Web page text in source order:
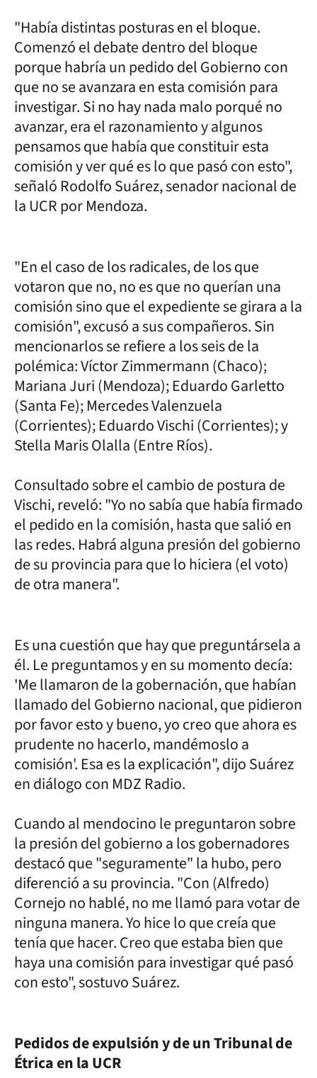
"Había distintas posturas en el bloque.
Comenzó el debate dentro del bloque
porque habría un pedido del Gobierno con
que no se avanzara en esta comisión para
investigar. Si no hay nada malo porqué no
avanzar, era el razonamiento y algunos
pensamos que había que constituir esta
comisión y ver qué es lo que pasó con esto",
señaló Rodolfo Suárez, senador nacional de
la UCR por Mendoza.
"En el caso de los radicales, de los que
votaron que no, no es que no querían una
comisión sino que el expediente se girara a la
comisión", excusó a sus compañeros. Sin
mencionarlos se refiere a los seis de la
polémica: Víctor Zimmermann (Chaco);
Mariana Juri (Mendoza); Eduardo Garletto
(Santa Fe); Mercedes Valenzuela
(Corrientes); Eduardo Vischi (Corrientes); y
Stella Maris Olalla (Entre Ríos).
Consultado sobre el cambio de postura de
Vischi, reveló: "Yo no sabía que había firmado
el pedido en la comisión, hasta que salió en
las redes. Habrá alguna presión del gobierno
de su provincia para que lo hiciera (el voto)
de otra manera".
Es una cuestión que hay que preguntársela a
él. Le preguntamos y en su momento decía:
'Me llamaron de la gobernación, que habían
llamado del Gobierno nacional, que pidieron
por favor esto y bueno, yo creo que ahora es
prudente no hacerlo, mandémoslo a
comisión'. Esa es la explicación", dijo Suárez
en diálogo con MDZ Radio.
Cuando al mendocino le preguntaron sobre
la presión del gobierno a los gobernadores
destacó que "seguramente" la hubo, pero
diferenció a su provincia. "Con (Alfredo)
Cornejo no hablé, no me llamó para votar de
ninguna manera. Yo hice lo que creía que
tenía que hacer. Creo que estaba bien que
haya una comisión para investigar qué pasó
con esto", sostuvo Suárez.
Pedidos de expulsión y de un Tribunal de
Étrica en la UCR